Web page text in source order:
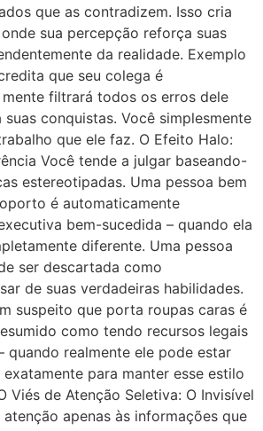
que as contradizem. Isso cria
sua percepção reforça suas
da realidade. Exemplo
que seu colega é
filtrará todos os erros dele
conquistas. Você simplesmente
que ele faz. O Efeito Halo:
Você tende a julgar baseando-
estereotipadas. Uma pessoa bem
é automaticamente
bem-sucedida – quando ela
diferente. Uma pessoa
ser descartada como
de suas verdadeiras habilidades.
suspeito que porta roupas caras é
como tendo recursos legais
quando realmente ele pode estar
para manter esse estilo
Viés de Atenção Seletiva: O Invisível
apenas às informações que